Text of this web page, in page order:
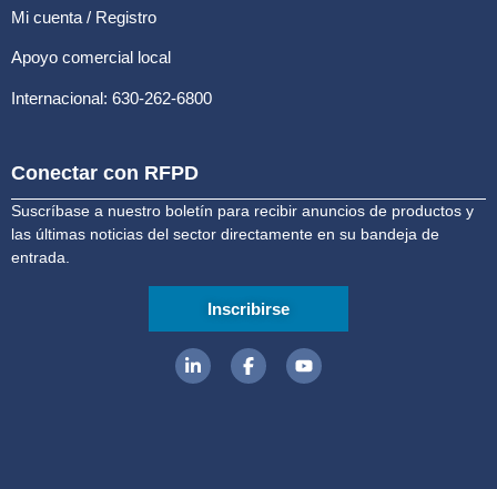
Mi cuenta / Registro
Apoyo comercial local
Internacional: 630-262-6800
Conectar con RFPD
Suscríbase a nuestro boletín para recibir anuncios de productos y
las últimas noticias del sector directamente en su bandeja de
entrada.
Inscribirse